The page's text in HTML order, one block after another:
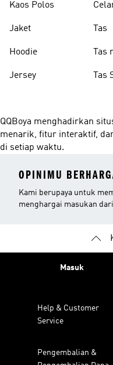
Kaos Polos
Jaket
Hoodie
Jersey
Tas
Tas
QQBoya menghadirkan
menarik, fitur interaktif,
di setiap waktu.
OPINIMU
Kami berupaya untuk
menghargai masukan
Masuk
Help & Customer
Service
Pengembalian &